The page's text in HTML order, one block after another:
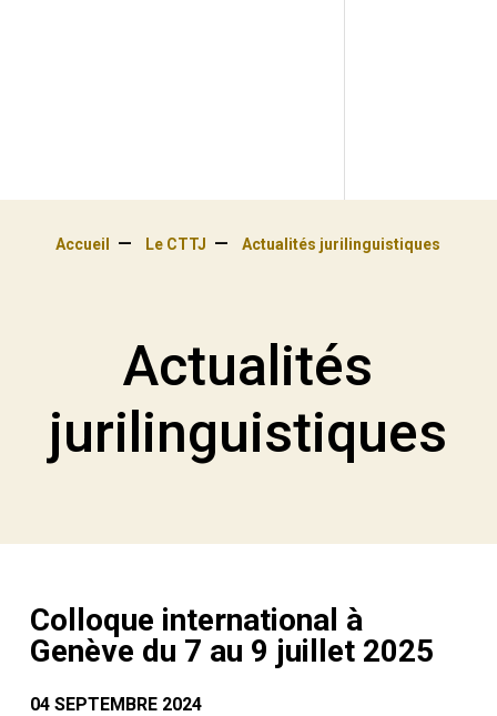
Accueil Le CTTJ Actualités jurilinguistiques
Actualités
jurilinguistiques
Colloque international à
Genève du 7 au 9 juillet 2025
04 SEPTEMBRE 2024